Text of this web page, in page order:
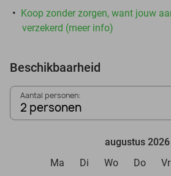
Koop zonder zorgen, want jouw
verzekerd (meer info)
Beschikbaarheid
Aantal personen:
2 personen
augustus 2026
Ma
Di Wo Do Vr